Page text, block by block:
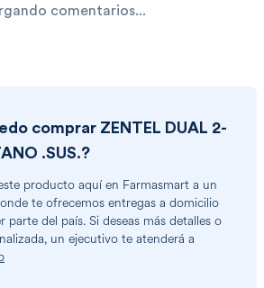
comentarios...
comprar ZENTEL DUAL 2-
.SUS.?
producto aquí en Farmasmart a un
te ofrecemos entregas a domicilio
parte del país. Si deseas más detalles o
un ejecutivo te atenderá a